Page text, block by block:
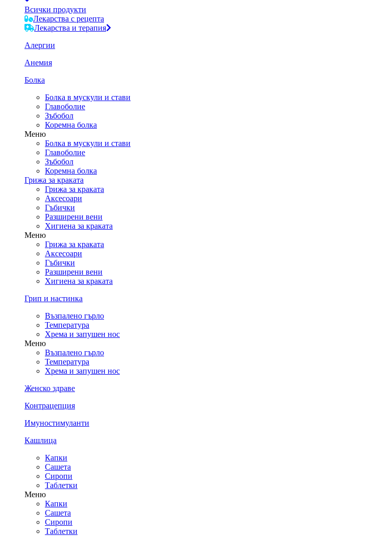
Всички продукти
Лекарства с рецепта
Лекарства и терапия
Алергии
Анемия
Болка
Болка в мускули и стави
Главоболие
Зъбобол
Коремна болка
Меню
Болка в мускули и стави
Главоболие
Зъбобол
Коремна болка
Грижа за краката
Грижа за краката
Аксесоари
Гъбички
Разширени вени
Хигиена за краката
Меню
Грижа за краката
Аксесоари
Гъбички
Разширени вени
Хигиена за краката
Грип и настинка
Възпалено гърло
Температура
Хрема и запушен нос
Меню
Възпалено гърло
Температура
Хрема и запушен нос
Женско здраве
Контрацепция
Имуностимуланти
Кашлица
Капки
Сашета
Сиропи
Таблетки
Меню
Капки
Сашета
Сиропи
Таблетки